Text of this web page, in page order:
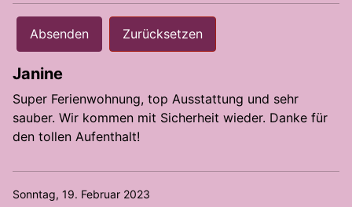
Absenden Zurücksetzen
Janine
Super Ferienwohnung, top Ausstattung und sehr
sauber. Wir kommen mit Sicherheit wieder. Danke für
den tollen Aufenthalt!
Sonntag, 19. Februar 2023